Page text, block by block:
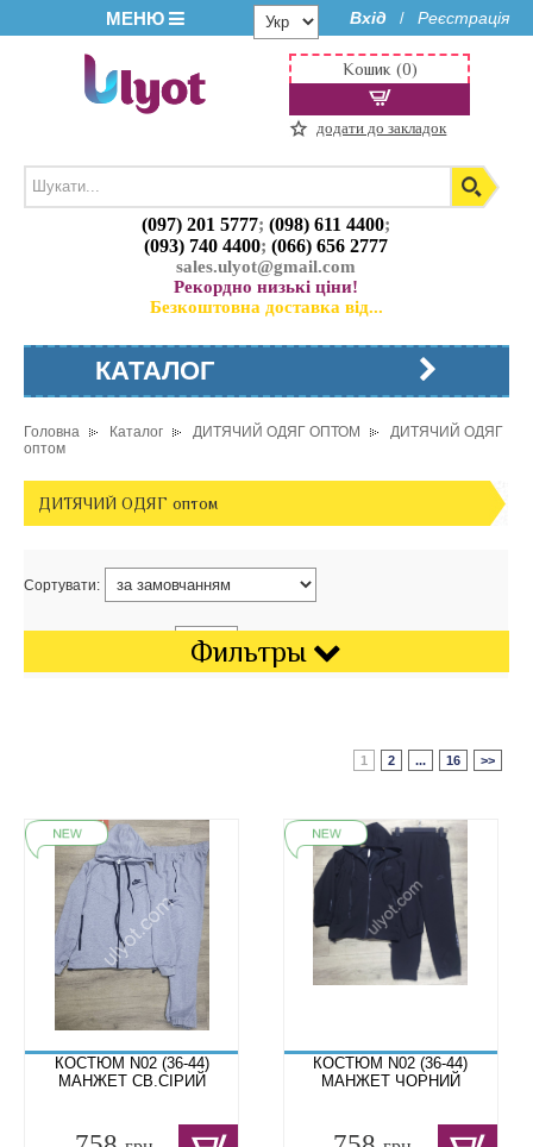
МЕНЮ Вхід / Реєстрація
(097) 201 5777;(098) 611 4400;
(093) 740 4400;(066) 656 2777
sales.ulyot@gmail.com
Рекордно низькі ціни!
Безкоштовна доставка від...
Кошик (0)
додати до закладок
КАТАЛОГ
Головна Каталог ДИТЯЧИЙ ОДЯГ ОПТОМ
ДИТЯЧИЙ ОДЯГ
оптом
Фильтры
ДИТЯЧИЙ ОДЯГ оптом
Сортувати:
1 2 ... 16 >>
КОСТЮМ N02 (36-44)
МАНЖЕТ СВ.СІРИЙ
КОСТЮМ N02 (36-44)
МАНЖЕТ ЧОРНИЙ